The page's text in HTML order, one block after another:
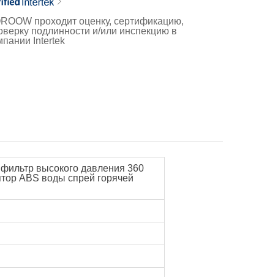
проходит оценку, сертификацию,
подлинности и/или инспекцию в
Intertek
высокого давления 360
ABS воды спрей горячей